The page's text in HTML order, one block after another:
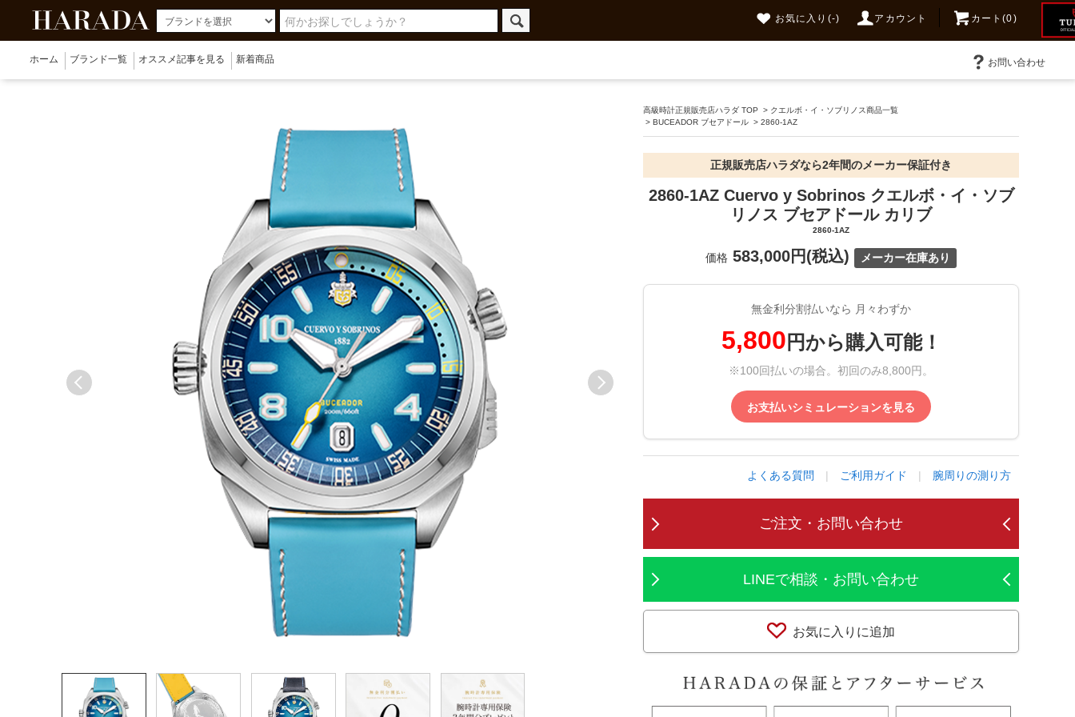
お気に入り (-) アカウント カート(0)
ホーム ブランド一覧 オススメ記事を見る 新着商品 お問い合わせ
高級時計正規販売店ハラダ TOP > クエルボ・イ・ソブリノス商品一覧
>BUCEADOR ブセアドール >2860-1AZ
正規販売店ハラダなら2年間のメーカー保証付き
2860-1AZ Cuervo y Sobrinos クエルボ・イ・ソブ
リノス ブセアドール カリブ
2860-1AZ
価格 583,000円(税込) メーカー在庫あり
無金利分割払いなら 月々わずか
5,800 円から購入可能！
※100回払いの場合。初回のみ8,800円。
お支払いシミュレーションを見る
よくある質問 | ご利用ガイド | 腕周りの測り方
ご注文・お問い合わせ
LINEで相談・お問い合わせ
お気に入りに追加